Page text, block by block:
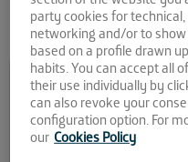
Comparte la noticia:
El
startups
party cookies for
networking and/or to
based on a profile drawn
habits. You can accept all
their use individually by
can also revoke your
configuration option. For
our Cookies Policy